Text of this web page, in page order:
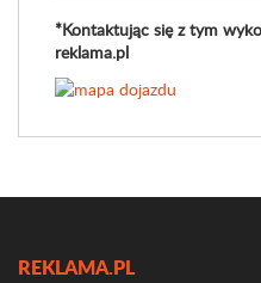
*Kontaktując się z tym
reklama.pl
REKLAMA.PL